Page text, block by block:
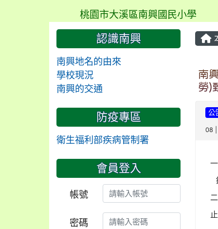
桃園市大溪區南興國民小學
南
勞)
公
08 |
認識南興
南興地名的由來
學校現況
南興的交通
防疫專區
衛生福利部疾病管制署
會員登入
帳號
密碼